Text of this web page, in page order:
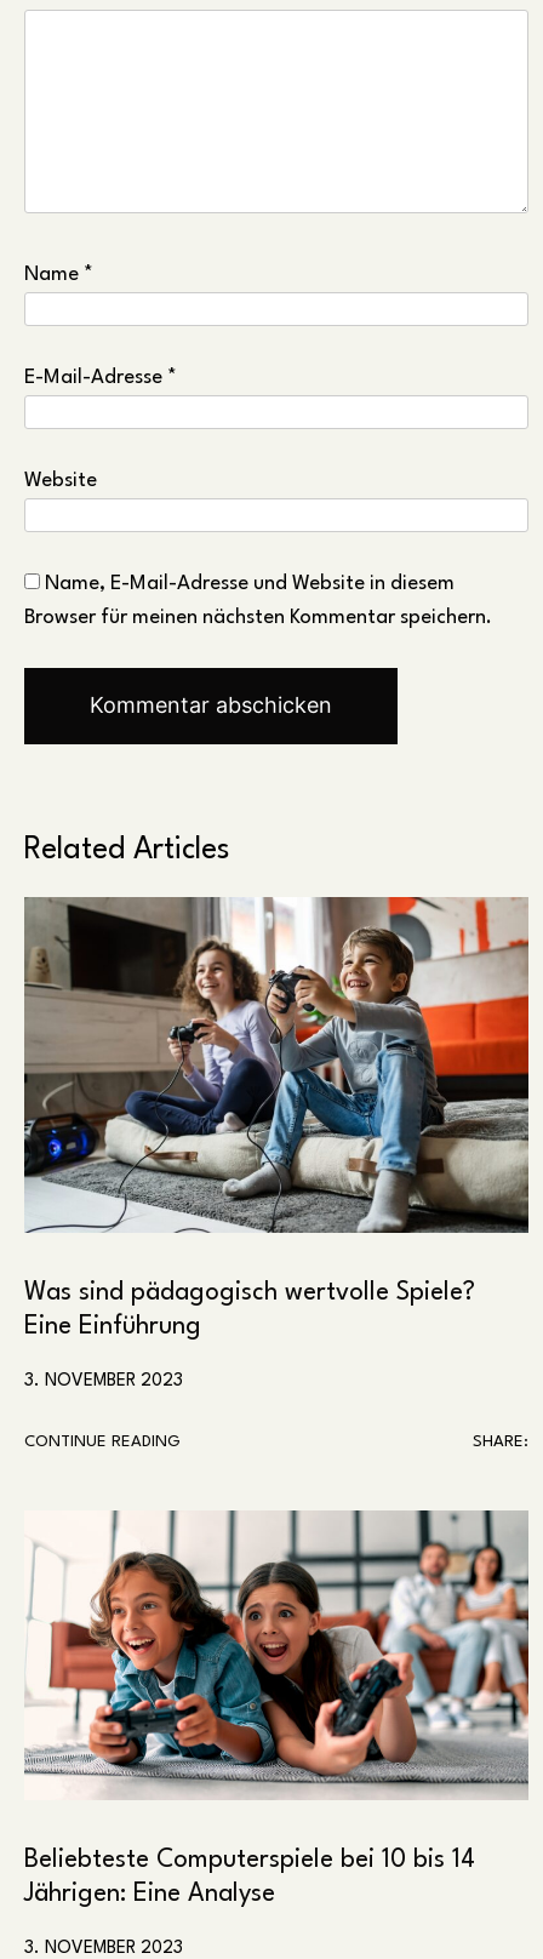
Name *
E-Mail-Adresse *
Website
Name, E-Mail-Adresse und Website in diesem
Browser für meinen nächsten Kommentar speichern.
Related Articles
Was sind pädagogisch wertvolle Spiele?
Eine Einführung
3. NOVEMBER 2023
CONTINUE READING SHARE:
Beliebteste Computerspiele bei 10 bis 14
Jährigen: Eine Analyse
3. NOVEMBER 2023